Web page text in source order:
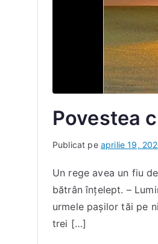
Povestea
D
I
a
c
o
Publicat pe aprilie 19,
Un rege avea un fiu
bătrân înţelept. –
urmele paşilor tăi pe
trei […]